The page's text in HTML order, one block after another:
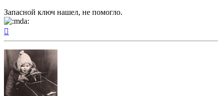
Запасной ключ нашел, не помогло.